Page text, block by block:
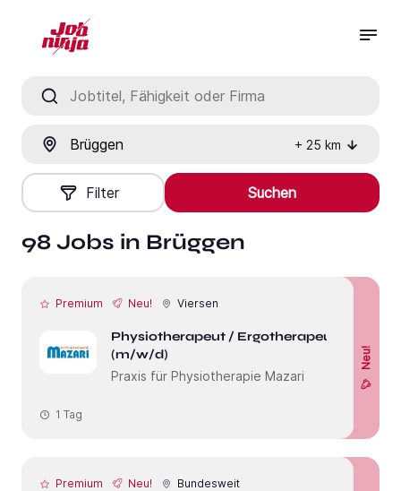
+ 25 km
Filter Suchen
98 Jobs in Brüggen
Premium Neu! Viersen
Physiotherapeut / Ergotherapeut
(m/w/d)
Praxis für Physiotherapie Mazari
Neu!
1 Tag
Premium Neu! Bundesweit